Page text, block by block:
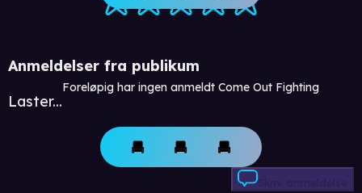
Anmeldelser fra publikum
Laster...
Foreløpig har ingen anmeldt Come Out Fighting
Skriv anmeldelse